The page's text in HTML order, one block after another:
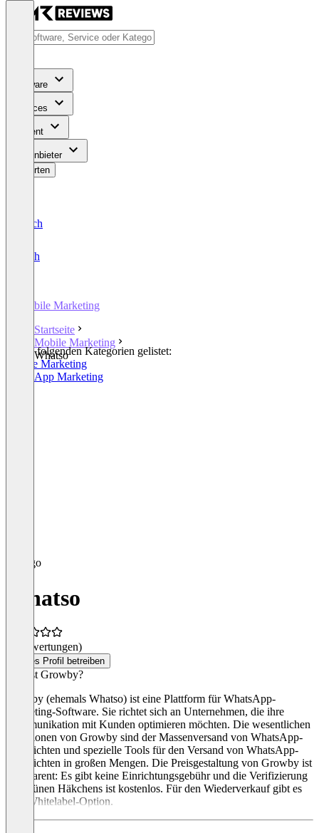
Software
Services
Content
Für Anbieter
Bewerten
Deutsch
English
Mobile Marketing
Startseite
Mobile Marketing
Whatso
In den folgenden Kategorien gelistet:
Mobile Marketing
WhatsApp Marketing
Whatso
(0 Bewertungen)
Dieses Profil betreiben
Was ist Growby?
Growby (ehemals Whatso) ist eine Plattform für WhatsApp-
Marketing-Software. Sie richtet sich an Unternehmen, die ihre
Kommunikation mit Kunden optimieren möchten. Die wesentlichen
Funktionen von Growby sind der Massenversand von WhatsApp-
Nachrichten und spezielle Tools für den Versand von WhatsApp-
Nachrichten in großen Mengen. Die Preisgestaltung von Growby ist
transparent: Es gibt keine Einrichtungsgebühr und die Verifizierung
des grünen Häkchens ist kostenlos. Für den Wiederverkauf gibt es
eine Whitelabel-Option.